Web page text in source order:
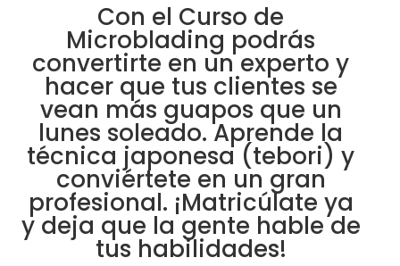
Con el Curso de
Microblading podrás
convertirte en un experto y
hacer que tus clientes se
vean más guapos que un
lunes soleado. Aprende la
técnica japonesa (tebori) y
conviértete en un gran
profesional. ¡Matricúlate ya
y deja que la gente hable de
tus habilidades!